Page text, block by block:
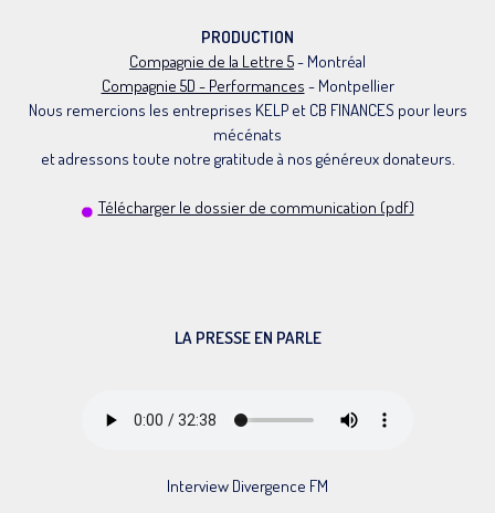
PRODUCTION
Compagnie de la Lettre 5- Montréal
Compagnie 5D - Performances - Montpellier
Nous remercions les entreprises KELP et CB FINANCES pour leurs
mécénats
et adressons toute notre gratitude à nos généreux donateurs.
Télécharger le dossier de communication (pdf)
LA PRESSE EN PARLE
Interview Divergence FM